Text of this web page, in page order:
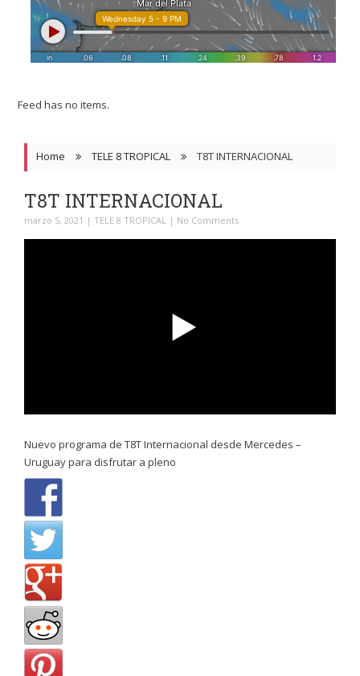
Feed has no items.
Home TELE 8 TROPICAL T8T INTERNACIONAL
T8T INTERNACIONAL
marzo 5, 2021 | TELE 8 TROPICAL | No Comments
Nuevo programa de T8T Internacional desde Mercedes –
Uruguay para disfrutar a pleno